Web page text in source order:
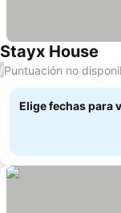
Stayx House
/Puntuación no
Elige fechas para